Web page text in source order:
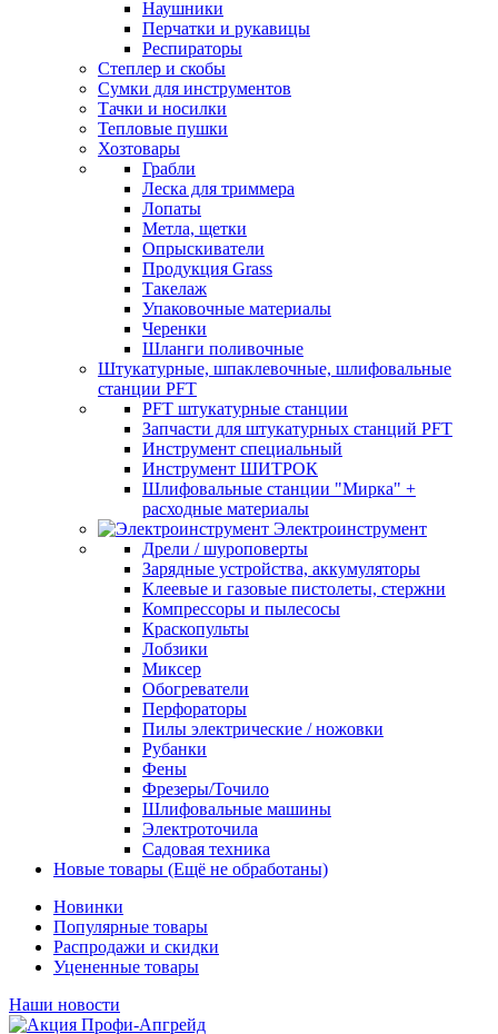
Наушники
Перчатки и рукавицы
Респираторы
Степлер и скобы
Сумки для инструментов
Тачки и носилки
Тепловые пушки
Хозтовары
Грабли
Леска для триммера
Лопаты
Метла, щетки
Опрыскиватели
Продукция Grass
Такелаж
Упаковочные материалы
Черенки
Шланги поливочные
Штукатурные, шпаклевочные, шлифовальные
станции PFT
PFT штукатурные станции
Запчасти для штукатурных станций PFT
Инструмент специальный
Инструмент ШИТРОК
Шлифовальные станции "Мирка" +
расходные материалы
Электроинструмент
Дрели / шуроповерты
Зарядные устройства, аккумуляторы
Клеевые и газовые пистолеты, стержни
Компрессоры и пылесосы
Краскопульты
Лобзики
Миксер
Обогреватели
Перфораторы
Пилы электрические / ножовки
Рубанки
Фены
Фрезеры/Точило
Шлифовальные машины
Электроточила
Садовая техника
Новые товары (Ещё не обработаны)
Новинки
Популярные товары
Распродажи и скидки
Уцененные товары
Наши новости